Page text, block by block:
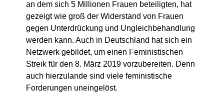
an dem sich 5 Millionen Frauen beteiligten, hat
gezeigt wie groß der Widerstand von Frauen
gegen Unterdrückung und Ungleichbehandlung
werden kann. Auch in Deutschland hat sich ein
Netzwerk gebildet, um einen Feministischen
Streik für den 8. März 2019 vorzubereiten. Denn
auch hierzulande sind viele feministische
Forderungen uneingelöst.